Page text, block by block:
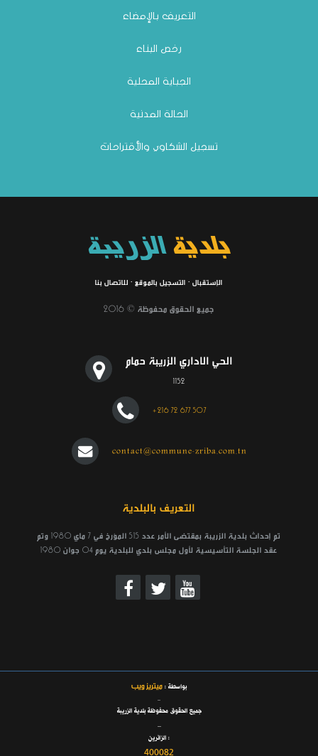
التعريف بالإمضاء
رخص البناء
الجباية المحلية
الحالة المدنية
تسجيل الشكاوي والأقتراحات
بلديةالزريبة
للاتصال بنا · التسجيل بالموقع · الإستقبال
جميع الحقوق محفوظة © 2016
الحي الاداري الزريبة حمام
1152
+216 72 677 507
contact@commune-zriba.com.tn
التعريف بالبلدية
تم إحداث بلدية الزريبة بمقتضى الأمر عدد 515 المؤرخ في 7 ماي 1980 وتم
عقد الجلسة التأسيسية لأول مجلس بلدي للبلدية يوم 04 جوان 1980
بواسطة :ميتريز ويب
_
جميع الحقوق محفوظة بلدية الزريبة
_
الزائرين :